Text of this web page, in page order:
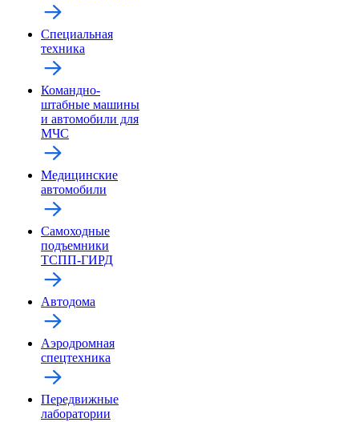
Специальная
техника
Командно-
штабные машины
и автомобили для
МЧС
Медицинские
автомобили
Самоходные
подъемники
ТСПП-ГИРД
Автодома
Аэродромная
спецтехника
Передвижные
лаборатории